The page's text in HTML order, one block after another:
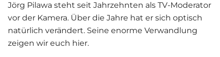
Jörg Pilawa steht seit Jahrzehnten als TV-Moderator
vor der Kamera. Über die Jahre hat er sich optisch
natürlich verändert. Seine enorme Verwandlung
zeigen wir euch hier.